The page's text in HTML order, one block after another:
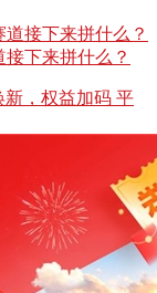
下来拼什么？
新，权益加码 平